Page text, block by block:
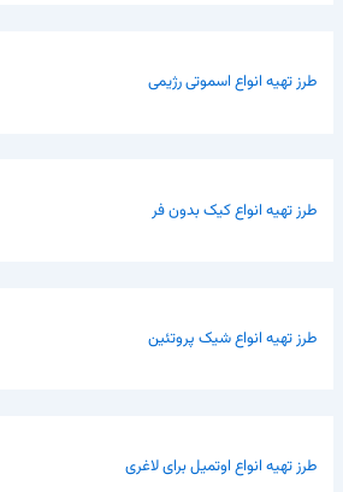
طرز تهیه انواع اسموتی رژیمی
طرز تهیه انواع کیک بدون فر
طرز تهیه انواع شیک پروتئین
طرز تهیه انواع اوتمیل برای لاغری